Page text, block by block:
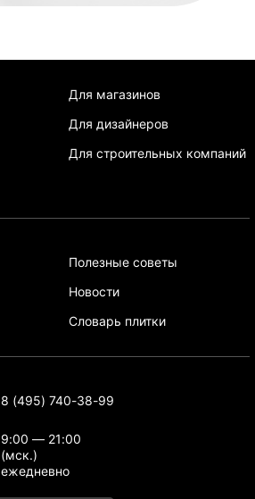
Для магазинов
Для дизайнеров
Для строительных компаний
Полезные советы
Новости
Словарь плитки
8 (495) 740-38-99
9:00 — 21:00
(мск.)
ежедневно